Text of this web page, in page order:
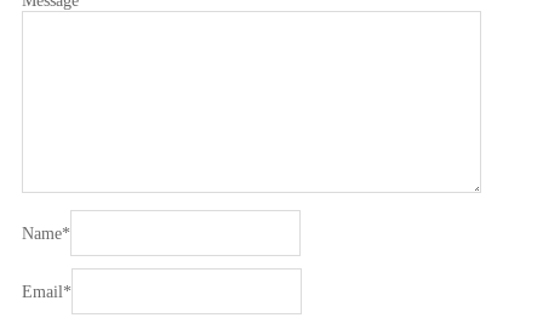
Name*
Email*